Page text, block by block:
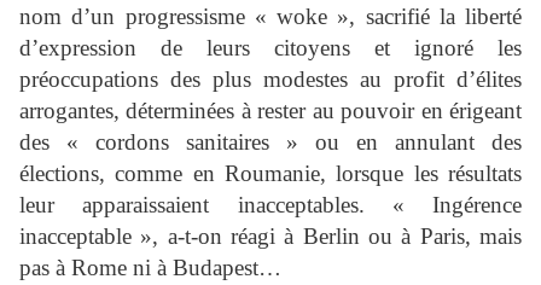
nom d’un progressisme « woke », sacrifié la liberté
d’expression de leurs citoyens et ignoré les
préoccupations des plus modestes au profit d’élites
arrogantes, déterminées à rester au pouvoir en érigeant
des « cordons sanitaires » ou en annulant des
élections, comme en Roumanie, lorsque les résultats
leur apparaissaient inacceptables. « Ingérence
inacceptable », a-t-on réagi à Berlin ou à Paris, mais
pas à Rome ni à Budapest…